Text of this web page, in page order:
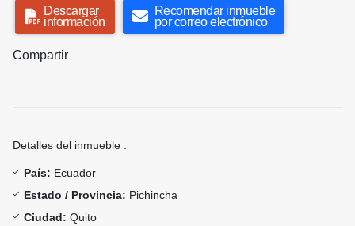
Descargar
información
Recomendar inmueble
por correo electrónico
Compartir
Detalles del inmueble :
País: Ecuador
Estado / Provincia: Pichincha
Ciudad: Quito